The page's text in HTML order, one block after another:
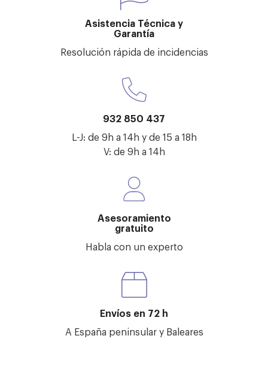
Asistencia Técnica y
Garantía
Resolución rápida de incidencias
932 850 437
L-J: de 9h a 14h y de 15 a 18h
V: de 9h a 14h
Asesoramiento
gratuito
Habla con un experto
Envíos en 72 h
A España peninsular y Baleares